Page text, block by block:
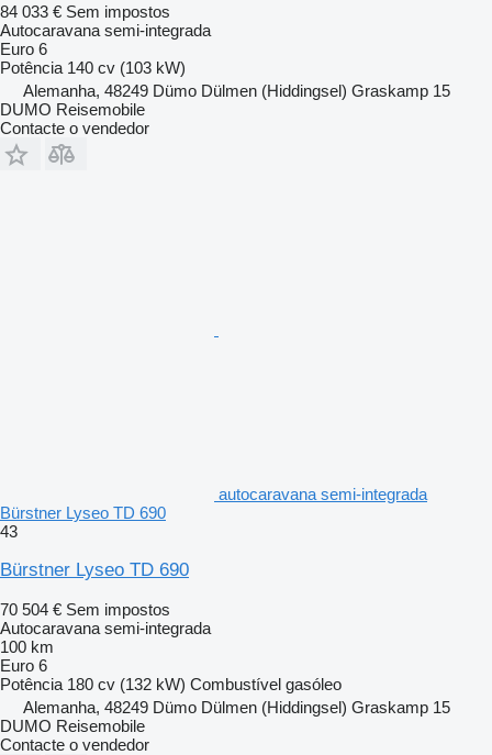
84 033 € Sem impostos
Autocaravana semi-integrada
Euro 6
Potência 140 cv (103 kW)
Alemanha, 48249 Dümo Dülmen (Hiddingsel) Graskamp 15
DUMO Reisemobile
Contacte o vendedor
autocaravana semi-integrada
Bürstner Lyseo TD 690
43
Bürstner Lyseo TD 690
70 504 € Sem impostos
Autocaravana semi-integrada
100 km
Euro 6
Potência 180 cv (132 kW) Combustível gasóleo
Alemanha, 48249 Dümo Dülmen (Hiddingsel) Graskamp 15
DUMO Reisemobile
Contacte o vendedor